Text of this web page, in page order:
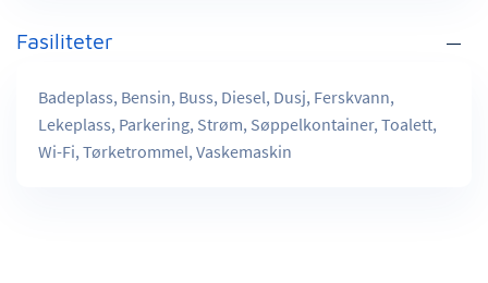
Fasiliteter
Badeplass, Bensin, Buss, Diesel, Dusj, Ferskvann,
Lekeplass, Parkering, Strøm, Søppelkontainer, Toalett,
Wi-Fi, Tørketrommel, Vaskemaskin